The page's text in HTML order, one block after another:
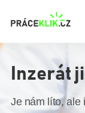
Inzerát
Je nám líto, ale